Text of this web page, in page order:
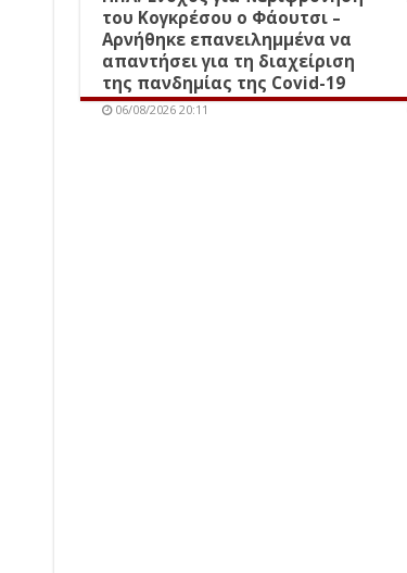
του Κογκρέσου ο Φάουτσι –
Αρνήθηκε επανειλημμένα να
απαντήσει για τη διαχείριση
της πανδημίας της Covid-19
06/08/2026 20:11